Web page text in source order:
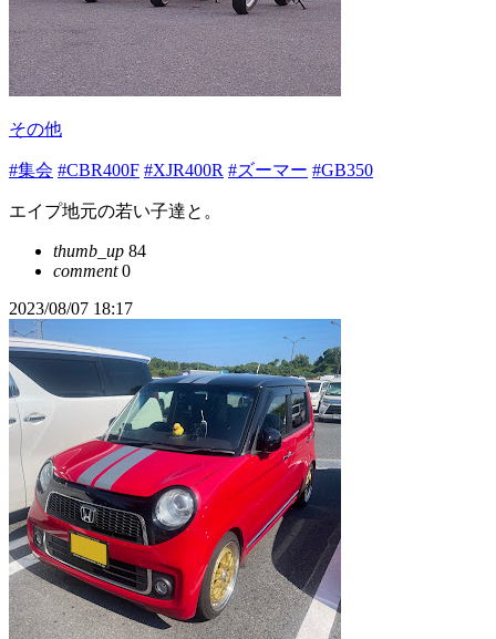
その他
#集会 #CBR400F #XJR400R #ズーマー #GB350
エイプ地元の若い子達と。
thumb_up 84
comment0
2023/08/07 18:17